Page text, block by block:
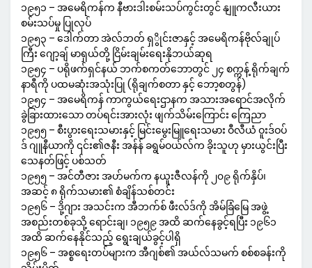
၁၉၅၁ – အမေရိကန်က နီဗားဒါးစမ်းသပ်ကွင်းတွင် နျူကလီးယား
စမ်းသပ်မှု ပြုလုပ်
၁၉၅၃ – ဒေါက်တာ အဲလ်ဘတ် ရှွိုင်းဇာနှင့် အမေရိကန်ဗိုလ်ချုပ်
ကြီး ဂျော့ချ် မာရှယ်တို့ ငြိမ်းချမ်းရေးနိုဘယ်ဆုရ
၁၉၅၄ – ပရိုဖက်ရှင်နယ် ဘက်စကတ်ဘောတွင် ၂၄ စက္ကန့် ရိုက်ချက်
နာရီကို ပထမဆုံးအသုံးပြု (ရိုချက်စတာ နှင့် ဘော့စတွန်)
၁၉၅၄ – အမေရိကန် ကာကွယ်ရေးဌာနက အသားအရောင်အလိုက်
ခွဲခြားထားသော တပ်ရင်းအားလုံး ဖျက်သိမ်းကြောင်း ကြေညာ
၁၉၅၅ – စီးပွားရေးသမားနှင့် မြင်းမွေးမြူရေးသမား ဝီလီယံ ဝူးဒ်ဝပ်
ဒ် ဂျူနီယာကို ၎င်း၏ဇနီး အန်န် ခရွမ်ဝယ်လ်က ခိုးသူဟု မှားယွင်းပြီး
သေနတ်ဖြင့် ပစ်သတ်
၁၉၅၅ – အင်တီဇား အဟ်မက်က နယူးဇီလန်ကို ၂၀၉ ရိုက်နှိပ်၊
အဆင့် ၈ ရိုက်သမား၏ စံချိန်သစ်တင်း
၁၉၅၆ – ဒို့ဂျား အသင်းက အီဘက်စ် ဖီးလ်ဒ်ကို အိမ်ခြံမြေ အဖွဲ့
အစည်းတစ်ခုသို့ ရောင်းချ၊ ၁၉၅၉ အထိ ဆက်နေခွင့်ရပြီး ၁၉၆၁
အထိ ဆက်နေနိုင်သည့် ရွေးချယ်ခွင့်ပါရှိ
၁၉၅၆ – အစ္စရေးတပ်များက အီဂျစ်၏ အယ်လ်သမက် စစ်စခန်းကို